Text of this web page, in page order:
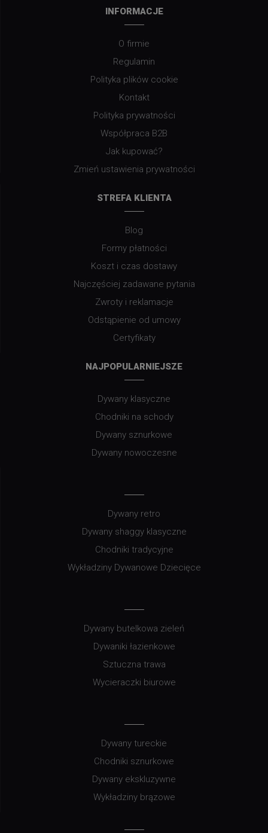
INFORMACJE
O firmie
Regulamin
Polityka plików cookie
Kontakt
Polityka prywatności
Współpraca B2B
Jak kupować?
Zmień ustawienia prywatności
STREFA KLIENTA
Blog
Formy płatności
Koszt i czas dostawy
Najczęściej zadawane pytania
Zwroty i reklamacje
Odstąpienie od umowy
Certyfikaty
NAJPOPULARNIEJSZE
Dywany klasyczne
Chodniki na schody
Dywany sznurkowe
Dywany nowoczesne
Dywany retro
Dywany shaggy klasyczne
Chodniki tradycyjne
Wykładziny Dywanowe Dziecięce
Dywany butelkowa zieleń
Dywaniki łazienkowe
Sztuczna trawa
Wycieraczki biurowe
Dywany tureckie
Chodniki sznurkowe
Dywany ekskluzywne
Wykładziny brązowe